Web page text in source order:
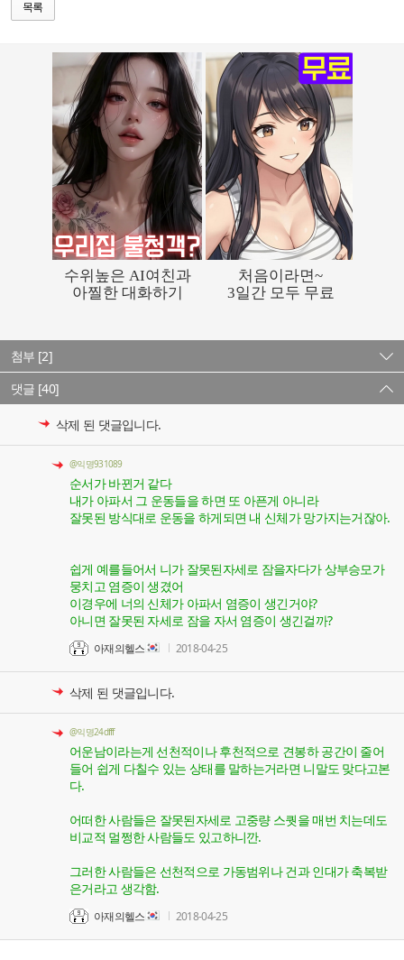
목록
첨부 [2]
댓글 [40]
삭제 된 댓글입니다.
@익명931089
순서가 바뀐거 같다
내가 아파서 그 운동들을 하면 또 아픈게 아니라
잘못된 방식대로 운동을 하게되면 내 신체가 망가지는거잖아.
쉽게 예를들어서 니가 잘못된자세로 잠을자다가 상부승모가
뭉치고 염증이 생겼어
이경우에 너의 신체가 아파서 염증이 생긴거야?
아니면 잘못된 자세로 잠을 자서 염증이 생긴걸까?
아재의헬스 2018-04-25
삭제 된 댓글입니다.
@익명24dfff
어운남이라는게 선천적이나 후천적으로 견봉하 공간이 줄어
들어 쉽게 다칠수 있는 상태를 말하는거라면 니말도 맞다고본
다.
어떠한 사람들은 잘못된자세로 고중량 스퀏을 매번 치는데도
비교적 멀쩡한 사람들도 있고하니깐.
그러한 사람들은 선천적으로 가동범위나 건과 인대가 축복받
은거라고 생각함.
아재의헬스 2018-04-25